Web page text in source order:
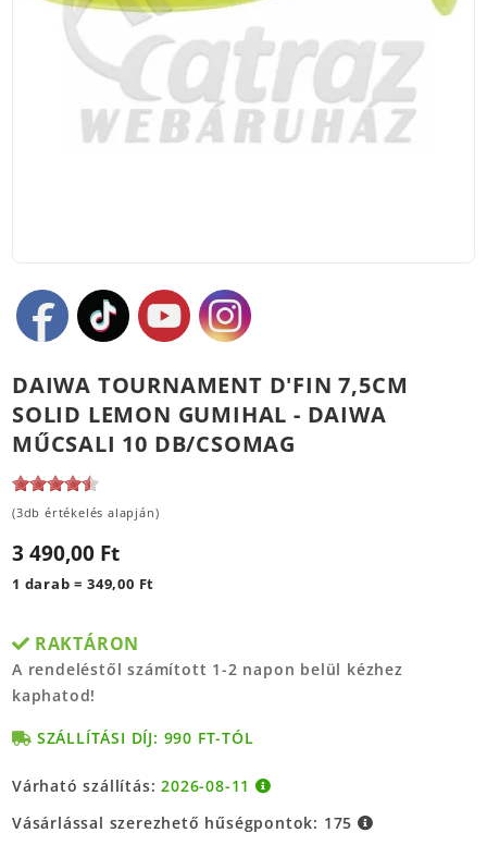
DAIWA TOURNAMENT D'FIN 7,5CM
SOLID LEMON GUMIHAL - DAIWA
MŰCSALI 10 DB/CSOMAG
(3db értékelés alapján)
3 490,00 Ft
1 darab = 349,00 Ft
RAKTÁRON
A rendeléstől számított 1-2 napon belül kézhez
kaphatod!
SZÁLLÍTÁSI DÍJ: 990 FT-TÓL
Várható szállítás:2026-08-11
Vásárlással szerezhető hűségpontok: 175